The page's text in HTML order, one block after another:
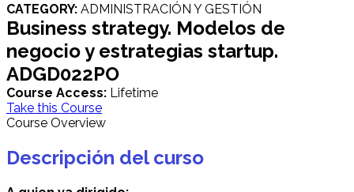
CATEGORY: ADMINISTRACIÓN Y GESTIÓN
Business strategy. Modelos de
negocio y estrategias startup.
ADGD022PO
Course Access: Lifetime
Take this Course
Course Overview
Descripción del curso